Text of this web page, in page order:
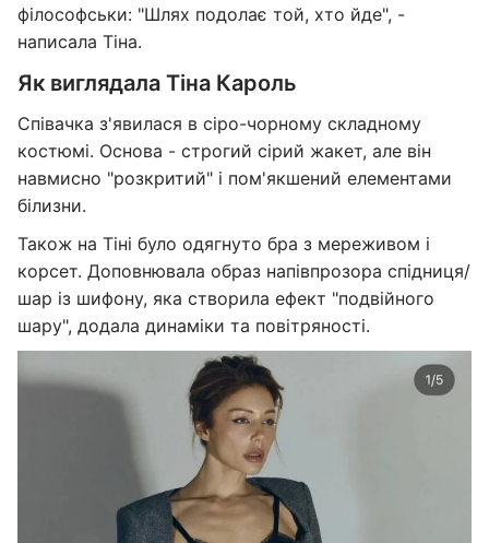
філософськи: "Шлях подолає той, хто йде", -
написала Тіна.
Як виглядала Тіна Кароль
Співачка з'явилася в сіро-чорному складному
костюмі. Основа - строгий сірий жакет, але він
навмисно "розкритий" і пом'якшений елементами
білизни.
Також на Тіні було одягнуто бра з мереживом і
корсет. Доповнювала образ напівпрозора спідниця/
шар із шифону, яка створила ефект "подвійного
шару", додала динаміки та повітряності.